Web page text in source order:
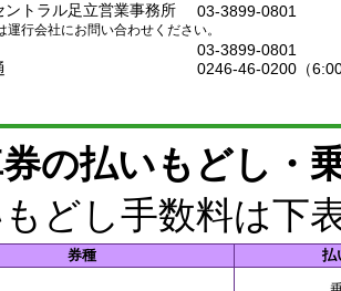
ントラル足立営業事務所
03-3899-0801
行会社にお問い合わせください。
03-3899-0801
0246-46-0200（
の払いもどし・
どし手数料は下
券種 払